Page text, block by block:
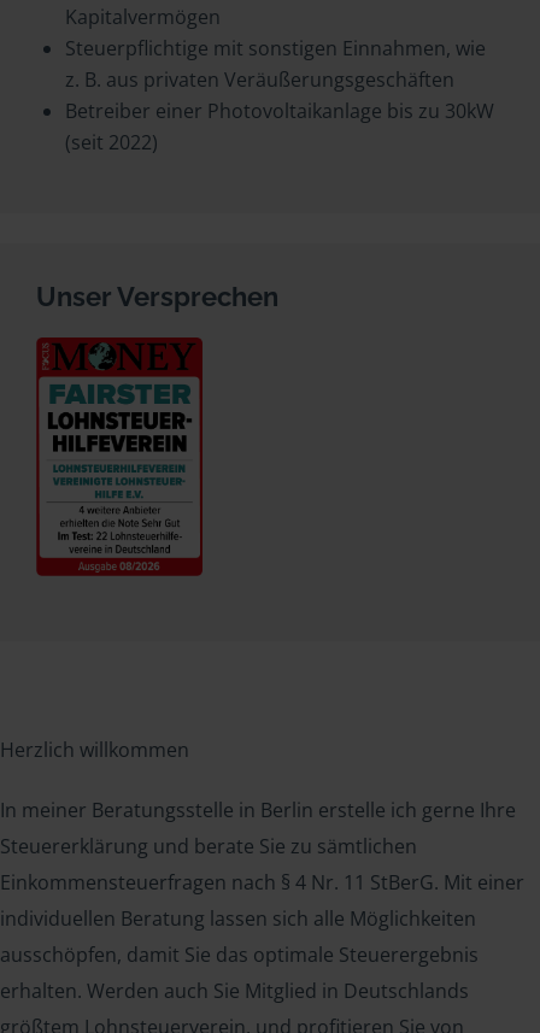
Kapitalvermögen
Steuerpflichtige mit sonstigen Einnahmen, wie
z. B. aus privaten Veräußerungsgeschäften
Betreiber einer Photovoltaikanlage bis zu 30kW
(seit 2022)
Unser Versprechen
Herzlich willkommen
In meiner Beratungsstelle in Berlin erstelle ich gerne Ihre
Steuererklärung und berate Sie zu sämtlichen
Einkommensteuerfragen nach § 4 Nr. 11 StBerG. Mit einer
individuellen Beratung lassen sich alle Möglichkeiten
ausschöpfen, damit Sie das optimale Steuerergebnis
erhalten. Werden auch Sie Mitglied in Deutschlands
größtem Lohnsteuerverein, und profitieren Sie von